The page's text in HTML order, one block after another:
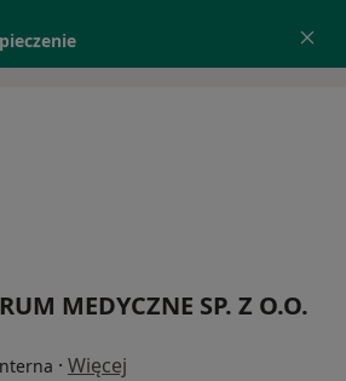
MEDYCZNE SP. Z O.O.
· Więcej